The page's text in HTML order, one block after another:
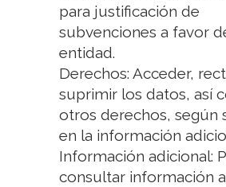
para justificación de
subvenciones a favor
entidad.
Derechos: Acceder,
suprimir los datos, así
otros derechos, según
en la información
Información adicional:
consultar información